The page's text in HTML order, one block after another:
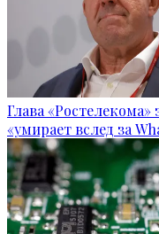
Глава
«умирает вслед за